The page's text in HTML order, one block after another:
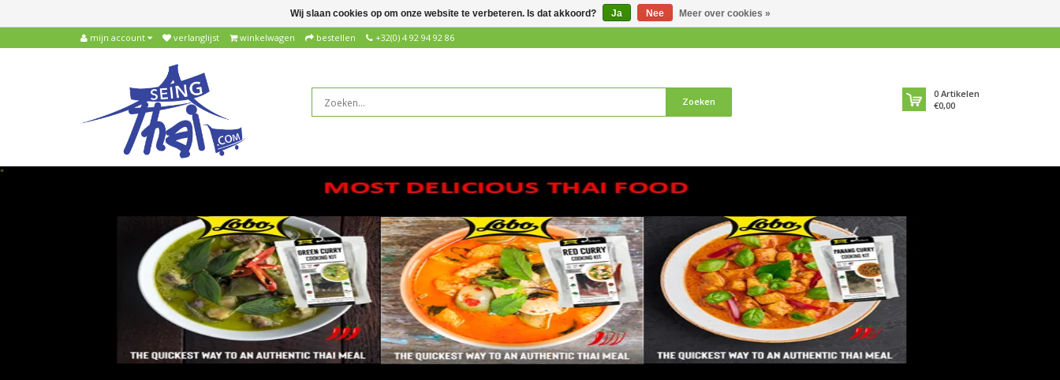
mijn account verlanglijst winkelwagen bestellen +32(0) 4 92 94 92 86
Zoeken
0 Artikelen
€0,00
"
Wij slaan cookies op om onze website te verbeteren. Is dat akkoord? Ja Nee Meer over cookies »